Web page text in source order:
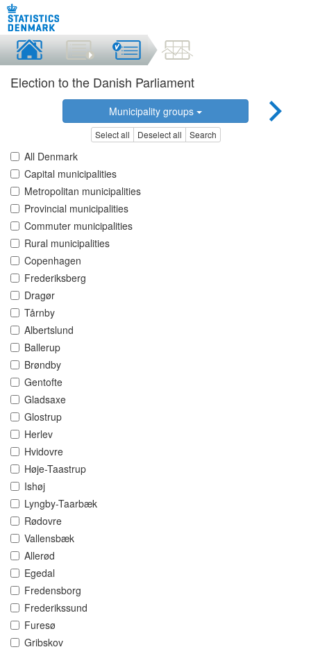
Election to the Danish Parliament
Municipality groups
Select all Deselect all Search
All Denmark
Capital municipalities
Metropolitan municipalities
Provincial municipalities
Commuter municipalities
Rural municipalities
Copenhagen
Frederiksberg
Dragør
Tårnby
Albertslund
Ballerup
Brøndby
Gentofte
Gladsaxe
Glostrup
Herlev
Hvidovre
Høje-Taastrup
Ishøj
Lyngby-Taarbæk
Rødovre
Vallensbæk
Allerød
Egedal
Fredensborg
Frederikssund
Furesø
Gribskov